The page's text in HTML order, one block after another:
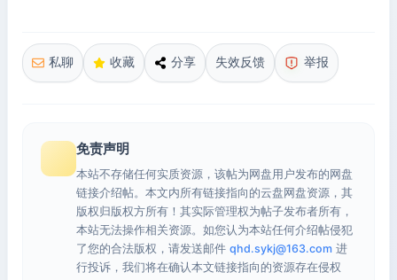
私聊 收藏 分享 失效反馈 举报
免责声明
本站不存储任何实质资源，该帖为网盘用户发布的网盘
链接介绍帖。本文内所有链接指向的云盘网盘资源，其
版权归版权方所有！其实际管理权为帖子发布者所有，
本站无法操作相关资源。如您认为本站任何介绍帖侵犯
了您的合法版权，请发送邮件 qhd.sykj@163.com 进
行投诉，我们将在确认本文链接指向的资源存在侵权